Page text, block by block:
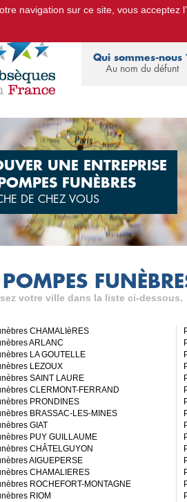
d'Informations Obsèques :devis
Qui sommes-nous
Au nom du défunt
UNE ENTREPRISE
FUNÈBRES
DE CHEZ VOUS
POMPES
votre ville dans la liste ci-dessous.
CHAMALIèRES
ARLANC
LA GOUTELLE
LEZOUX
SAINT LAURE
CLERMONT-FERRAND
PRONDINES
BRASSAC-LES-MINES
GIAT
PUY GUILLAUME
CHÂTELGUYON
AIGUEPERSE
CHAMALIERES
ROCHEFORT-MONTAGNE
RIOM
navigation sur ce site, vous